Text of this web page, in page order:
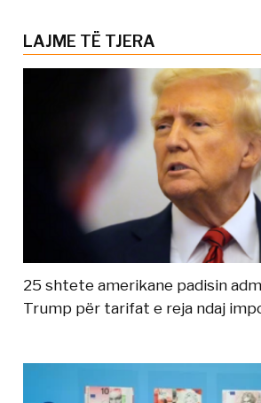
LAJME TË TJERA
25 shtete amerikane padisin
Trump për tarifat e reja ndaj